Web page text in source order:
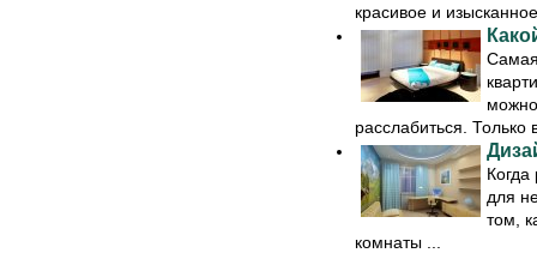
красивое и
расслабиться. Только
для
том,
комнаты ...